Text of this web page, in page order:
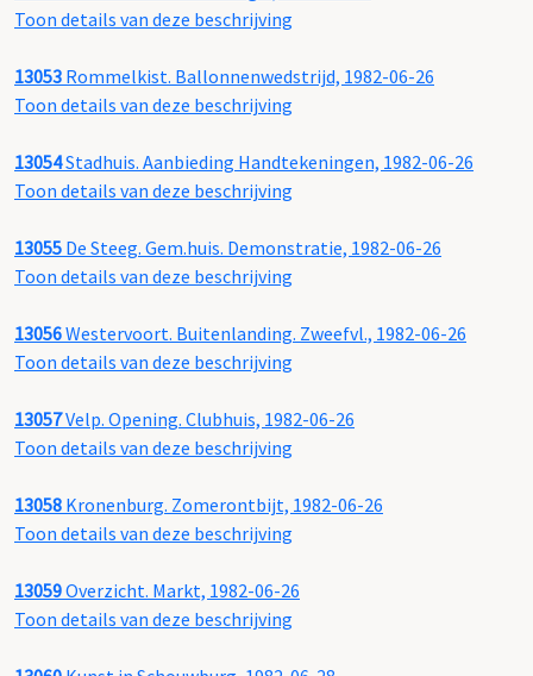
Toon details van deze beschrijving
13053 Rommelkist. Ballonnenwedstrijd, 1982-06-26
Toon details van deze beschrijving
13054Stadhuis. Aanbieding Handtekeningen, 1982-06-26
Toon details van deze beschrijving
13055 De Steeg. Gem.huis. Demonstratie, 1982-06-26
Toon details van deze beschrijving
13056Westervoort. Buitenlanding. Zweefvl., 1982-06-26
Toon details van deze beschrijving
13057Velp. Opening. Clubhuis, 1982-06-26
Toon details van deze beschrijving
13058 Kronenburg. Zomerontbijt, 1982-06-26
Toon details van deze beschrijving
13059Overzicht. Markt, 1982-06-26
Toon details van deze beschrijving